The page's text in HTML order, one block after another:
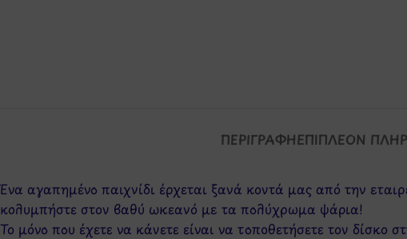
ΠΕΡΙΓΡΑΦΉΕΠΙΠΛΈΟΝ
Ένα αγαπημένο παιχνίδι έρχεται ξανά κοντά μας από την
κολυμπήστε στον βαθύ ωκεανό με τα πολύχρωμα ψάρια!
Το μόνο που έχετε να κάνετε είναι να τοποθετήσετε τον